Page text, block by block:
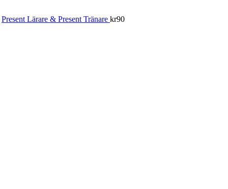
Present Lärare & Present Tränare kr90